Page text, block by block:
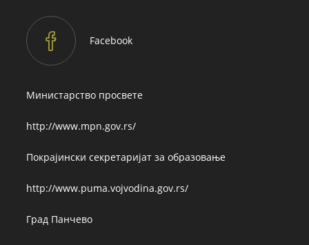
Facebook
Министарство просвете
http://www.mpn.gov.rs/
Покрајински секретаријат за образовање
http://www.puma.vojvodina.gov.rs/
Град Панчево